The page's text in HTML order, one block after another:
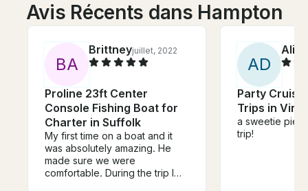
Avis Récents dans Hampton
BA
Brittneyjuillet, 2022
Proline 23ft Center
Console Fishing Boat for
Charter in Suffolk
My first time on a boat and it
was absolutely amazing. He
made sure we were
comfortable. During the trip I
AD
Aliah
Party
Trips in
a sweetie pie !
trip!